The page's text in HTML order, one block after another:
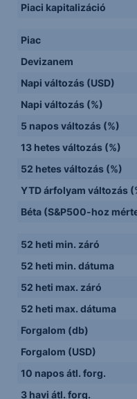
Piaci kapitalizáció
Piac
Devizanem
Napi változás (USD)
Napi változás (%)
5 napos változás (%)
13 hetes változás (%)
52 hetes változás (%)
YTD árfolyam változás
Béta (S&P500-hoz
52 heti min. záró
52 heti min. dátuma
52 heti max. záró
52 heti max. dátuma
Forgalom (db)
Forgalom (USD)
10 napos átl. forg.
3 havi átl. forg.